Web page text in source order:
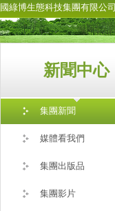
綠博生態科技集團有限公司
新聞中心
集團新聞
媒體看我們
集團出版品
集團影片